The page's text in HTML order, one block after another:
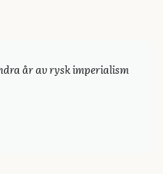
år av rysk imperialism